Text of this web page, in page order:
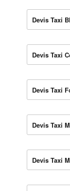
Devis Taxi
Devis Taxi
Devis Taxi
Devis Taxi
Devis Taxi